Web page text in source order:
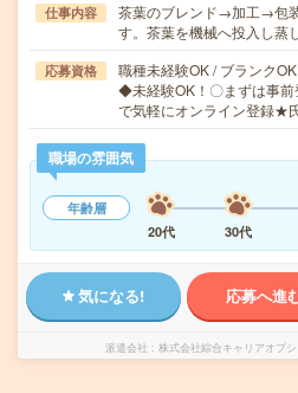
仕事内容
茶葉のブレンド→加工→包
す。茶葉を機械へ投入し
応募資格
職種未経験OK / ブランク
◆未経験OK！〇まずは事
で気軽にオンライン登録★
職場の雰囲気
年齢層
20代
30代
気になる! 応募へ進
派遣会社 株式会社綜合キャリアオプ